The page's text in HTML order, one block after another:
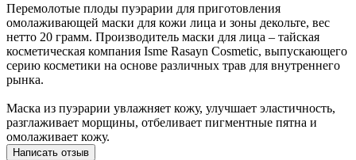
Перемолотые плоды пуэрарии для приготовления
омолаживающей маски для кожи лица и зоны декольте, вес
нетто 20 грамм. Производитель маски для лица – тайская
косметическая компания Isme Rasayn Cosmetic, выпускающего
серию косметики на основе различных трав для внутреннего
рынка.
Маска из пуэрарии увлажняет кожу, улучшает эластичность,
разглаживает морщины, отбеливает пигментные пятна и
омолаживает кожу.
Написать отзыв